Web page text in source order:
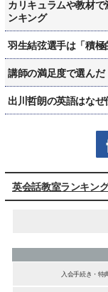
カリキュラムや教材
ンキング
羽生結弦選手は「積
講師の満足度で選ん
出川哲朗の英語はな
英会話教室ランキン
入会手続き・特